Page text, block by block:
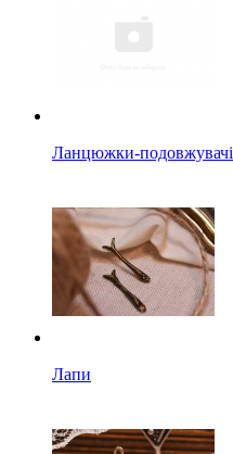
Ланцюжки-подовжувачі
Лапи